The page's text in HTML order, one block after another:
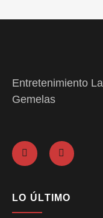
Entretenimiento
Gemelas
LO ÚLTIMO